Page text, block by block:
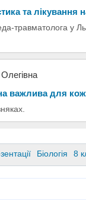
та лікування
травматолога у
важлива для
Біологія 8